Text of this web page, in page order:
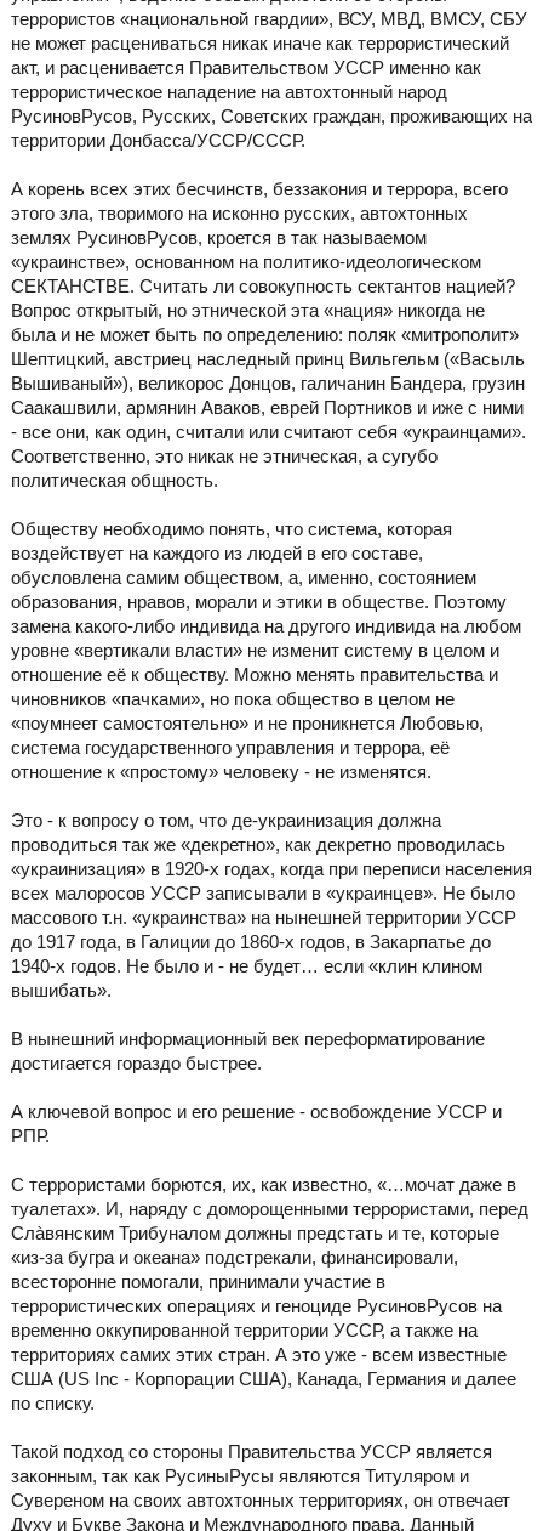
террористов «национальной гвардии», ВСУ, МВД, ВМСУ, СБУ
не может расцениваться никак иначе как террористический
акт, и расценивается Правительством УССР именно как
террористическое нападение на автохтонный народ
РусиновРусов, Русских, Советских граждан, проживающих на
территории Донбасса/УССР/СССР.
А корень всех этих бесчинств, беззакония и террора, всего
этого зла, творимого на исконно русских, автохтонных
землях РусиновРусов, кроется в так называемом
«украинстве», основанном на политико-идеологическом
СЕКТАНСТВЕ. Считать ли совокупность сектантов нацией?
Вопрос открытый, но этнической эта «нация» никогда не
была и не может быть по определению: поляк «митрополит»
Шептицкий, австриец наследный принц Вильгельм («Васыль
Вышиваный»), великорос Донцов, галичанин Бандера, грузин
Саакашвили, армянин Аваков, еврей Портников и иже с ними
- все они, как один, считали или считают себя «украинцами».
Соответственно, это никак не этническая, а сугубо
политическая общность.
Обществу необходимо понять, что система, которая
воздействует на каждого из людей в его составе,
обусловлена самим обществом, а, именно, состоянием
образования, нравов, морали и этики в обществе. Поэтому
замена какого-либо индивида на другого индивида на любом
уровне «вертикали власти» не изменит систему в целом и
отношение её к обществу. Можно менять правительства и
чиновников «пачками», но пока общество в целом не
«поумнеет самостоятельно» и не проникнется Любовью,
система государственного управления и террора, её
отношение к «простому» человеку - не изменятся.
Это - к вопросу о том, что де-украинизация должна
проводиться так же «декретно», как декретно проводилась
«украинизация» в 1920-х годах, когда при переписи населения
всех малоросов УССР записывали в «украинцев». Не было
массового т.н. «украинства» на нынешней территории УССР
до 1917 года, в Галиции до 1860-х годов, в Закарпатье до
1940-х годов. Не было и - не будет… если «клин клином
вышибать».
В нынешний информационный век переформатирование
достигается гораздо быстрее.
А ключевой вопрос и его решение - освобождение УССР и
РПР.
С террористами борются, их, как известно, «…мочат даже в
туалетах». И, наряду с доморощенными террористами, перед
Слàвянским Трибуналом должны предстать и те, которые
«из-за бугра и океана» подстрекали, финансировали,
всесторонне помогали, принимали участие в
террористических операциях и геноциде РусиновРусов на
временно оккупированной территории УССР, а также на
территориях самих этих стран. А это уже - всем известные
США (US Inc - Корпорации США), Канада, Германия и далее
по списку.
Такой подход со стороны Правительства УССР является
законным, так как РусиныРусы являются Титуляром и
Сувереном на своих автохтонных территориях, он отвечает
Духу и Букве Закона и Международного права. Данный